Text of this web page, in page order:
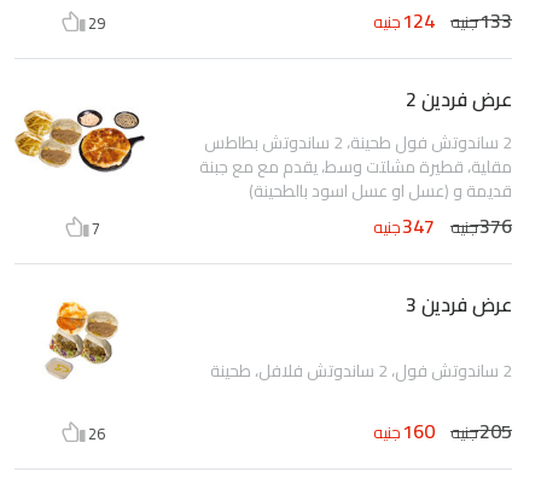
133جنيه 124جنيه 29
عرض فردين 2
2 ساندوتش فول طحينة، 2 ساندوتش بطاطس
مقلية، قطيرة مشلتت وسط، يقدم مع مع جبنة
قديمة و (عسل او عسل اسود بالطحينة)
376جنيه 347جنيه 7
عرض فردين 3
2 ساندوتش فول، 2 ساندوتش فلافل، طحينة
205جنيه 160جنيه 26